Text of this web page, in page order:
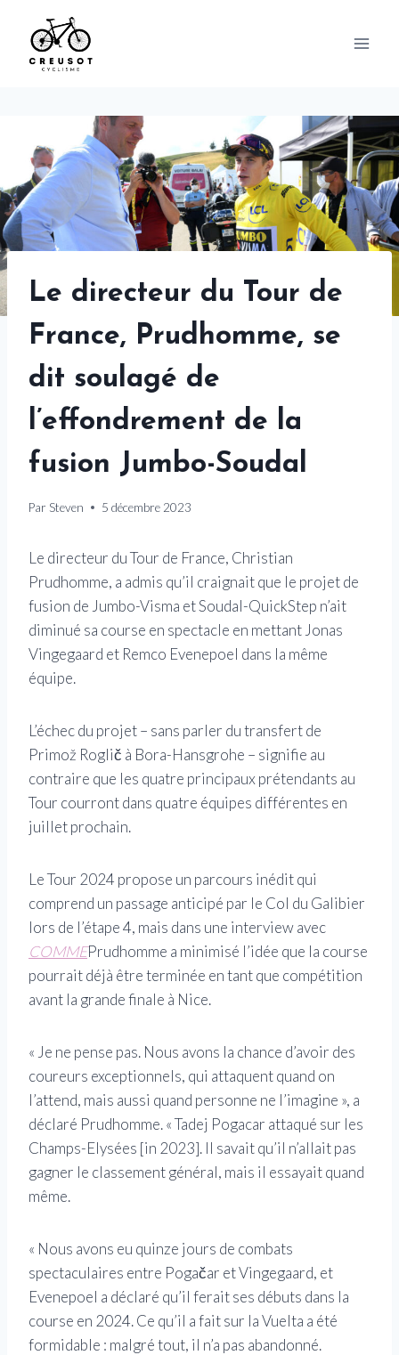
content
Le directeur du Tour de
France, Prudhomme, se
dit soulagé de
l’effondrement de la
fusion Jumbo-Soudal
Par Steven 5 décembre 2023
Le directeur du Tour de France, Christian
Prudhomme, a admis qu’il craignait que le projet de
fusion de Jumbo-Visma et Soudal-QuickStep n’ait
diminué sa course en spectacle en mettant Jonas
Vingegaard et Remco Evenepoel dans la même
équipe.
L’échec du projet – sans parler du transfert de
Primož Roglič à Bora-Hansgrohe – signifie au
contraire que les quatre principaux prétendants au
Tour courront dans quatre équipes différentes en
juillet prochain.
Le Tour 2024 propose un parcours inédit qui
comprend un passage anticipé par le Col du Galibier
lors de l’étape 4, mais dans une interview avec
COMMEPrudhomme a minimisé l’idée que la course
pourrait déjà être terminée en tant que compétition
avant la grande finale à Nice.
« Je ne pense pas. Nous avons la chance d’avoir des
coureurs exceptionnels, qui attaquent quand on
l’attend, mais aussi quand personne ne l’imagine », a
déclaré Prudhomme. « Tadej Pogacar attaqué sur les
Champs-Elysées [in 2023]. Il savait qu’il n’allait pas
gagner le classement général, mais il essayait quand
même.
« Nous avons eu quinze jours de combats
spectaculaires entre Pogačar et Vingegaard, et
Evenepoel a déclaré qu’il ferait ses débuts dans la
course en 2024. Ce qu’il a fait sur la Vuelta a été
formidable : malgré tout, il n’a pas abandonné.